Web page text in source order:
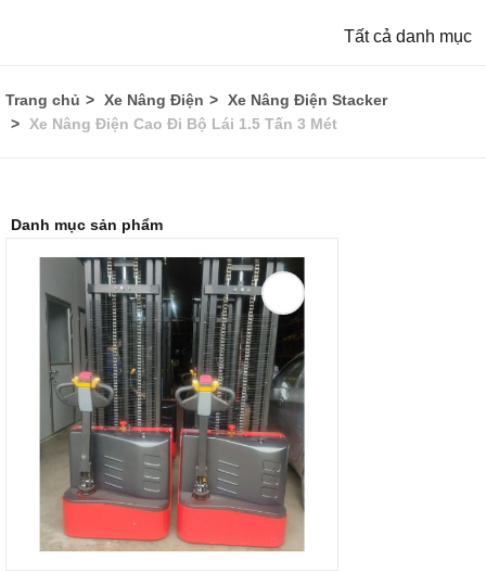
Tất cả danh mục
Trang chủ Xe Nâng Điện
Xe Nâng Điện Stacker
Xe Nâng Điện Cao Đi Bộ Lái 1.5 Tấn 3 Mét
Danh mục sản phẩm